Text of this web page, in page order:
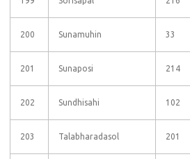
200 Sunamuhin 33
201 Sunaposi 214
202 Sundhisahi 102
203 Talabharadasol 201